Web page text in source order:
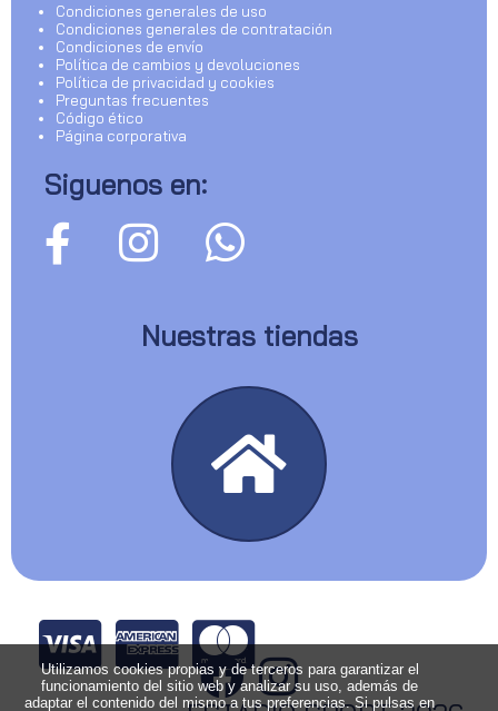
Condiciones generales de uso
Condiciones generales de contratación
Condiciones de envío
Política de cambios y devoluciones
Política de privacidad y cookies
Preguntas frecuentes
Código ético
Página corporativa
Siguenos en:
Nuestras tiendas
Utilizamos cookies propias y de terceros para garantizar el
funcionamiento del sitio web y analizar su uso, además de
adaptar el contenido del mismo a tus preferencias. Si pulsas en